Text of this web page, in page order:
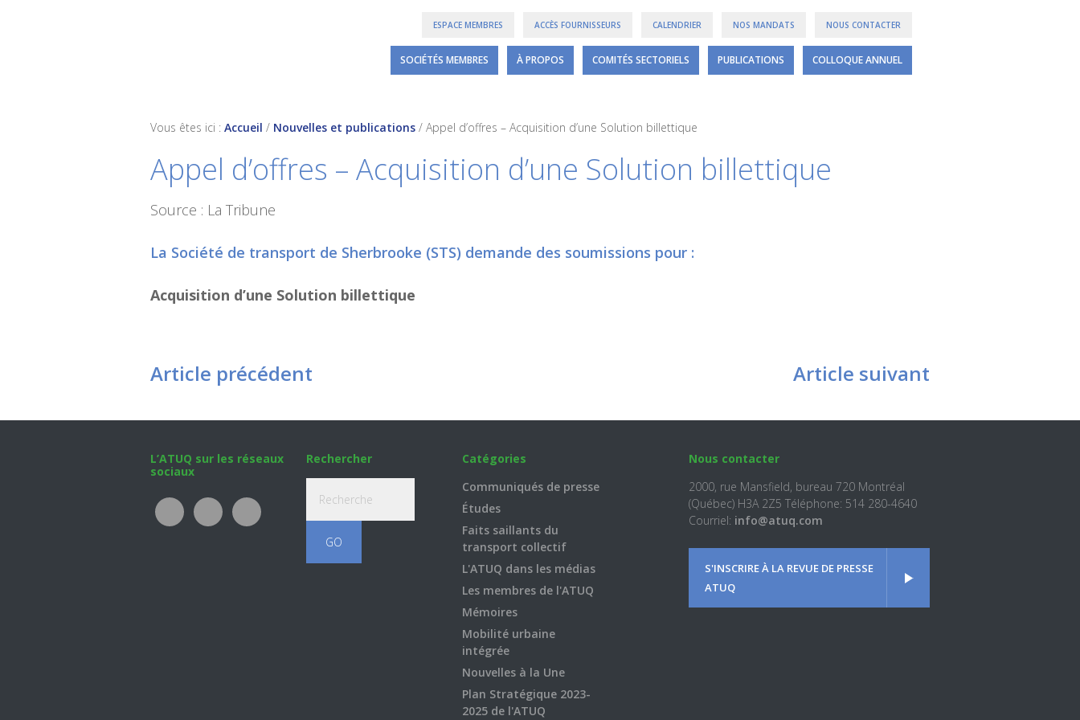
ESPACE MEMBRES ACCÈS FOURNISSEURS CALENDRIER NOS MANDATS NOUS CONTACTER
SOCIÉTÉS MEMBRES À PROPOS COMITÉS SECTORIELS PUBLICATIONS COLLOQUE ANNUEL
Vous êtes ici : Accueil / Nouvelles et publications / Appel d’offres – Acquisition d’une Solution billettique
Appel d’offres – Acquisition d’une Solution billettique
Source : La Tribune
La Société de transport de Sherbrooke (STS) demande des soumissions pour :
Acquisition d’une Solution billettique
Article précédent Article suivant
L’ATUQ sur les réseaux
sociaux
Rechercher
Catégories
Communiqués de presse
Études
Faits saillants du
transport collectif
L'ATUQ dans les médias
Les membres de l'ATUQ
Mémoires
Mobilité urbaine
intégrée
Nouvelles à la Une
Plan Stratégique 2023-
2025 de l'ATUQ
Nous contacter
2000, rue Mansfield, bureau 720 Montréal
(Québec) H3A 2Z5 Téléphone: 514 280-4640
Courriel: info@atuq.com
S'INSCRIRE À LA REVUE DE PRESSE
ATUQ